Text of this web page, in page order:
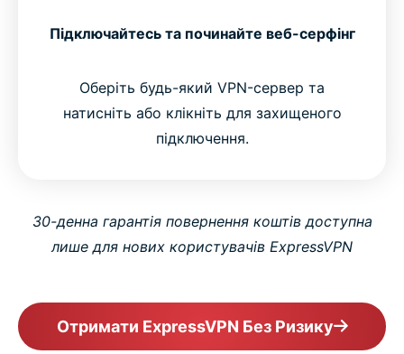
Підключайтесь та починайте веб-серфінг
Оберіть будь-який VPN-сервер та
натисніть або клікніть для захищеного
підключення.
30-денна гарантія повернення коштів доступна
лише для нових користувачів ExpressVPN
Отримати ExpressVPN Без Ризику